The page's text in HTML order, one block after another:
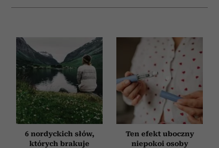
6 nordyckich słów,
których brakuje
Ten efekt uboczny
niepokoi osoby